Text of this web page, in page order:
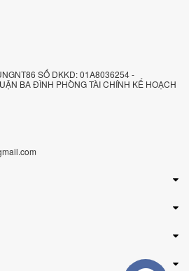
SỐ DKKD: 01A8036254 -
BA ĐÌNH PHÒNG TÀI CHÍNH KẾ HOẠCH